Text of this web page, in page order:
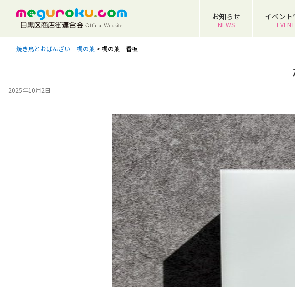
お知らせ
NEWS
イベント
EVENT
焼き鳥とおばんざい 梶の葉 > 梶の葉 看板
2025年10月2日